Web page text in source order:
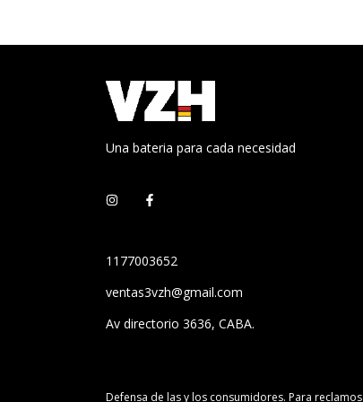
Una bateria para cada necesidad
1177003652
ventas3vzh@gmail.com
Av directorio 3636, CABA.
Defensa de las y los consumidores. Para reclamos